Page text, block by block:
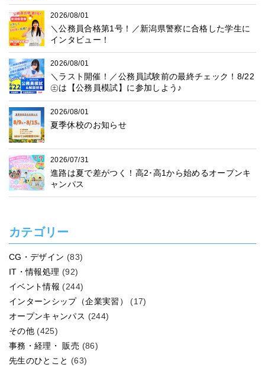
2026/08/01
＼公務員合格第1号！／新潟県警察に合格した学生に
インタビュー！
2026/08/01
＼ラスト開催！／公務員試験前の最終チェック！8/22
㊏は【公務員模試】に参加しよう♪
2026/08/01
夏季休校のお知らせ
2026/07/31
進路は夏で差がつく！高2･高1から始めるオープンキ
ャンパス
カテゴリー
CG・デザイン (83)
IT・情報処理 (92)
イベント情報 (244)
インターンシップ（企業実習）
(17)
オープンキャンパス (244)
その他 (425)
事務・経理・ 販売 (86)
先生のひとこと (63)